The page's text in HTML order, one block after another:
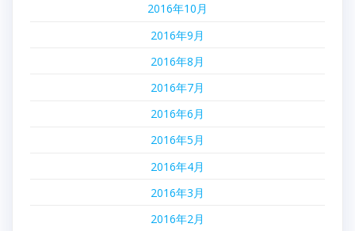
2016年10月
2016年9月
2016年8月
2016年7月
2016年6月
2016年5月
2016年4月
2016年3月
2016年2月